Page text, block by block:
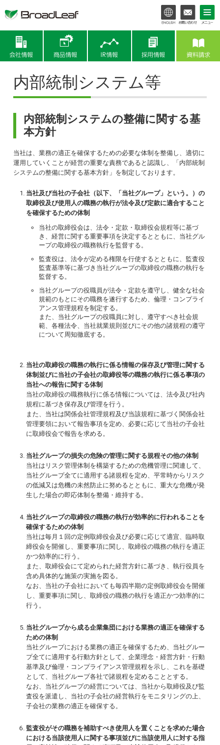
商品情報
内部統制システム等
内部統制システムの整備に関する基
本方針
当社は、業務の適正を確保するための必要な体制を整備し、適切に
運用していくことが経営の重要な責務であると認識し、「内部統制
システムの整備に関する基本方針」を制定しております。
当社及び当社の子会社（以下、「当社グループ」という。）の
取締役及び使用人の職務の執行が法令及び定款に適合すること
を確保するための体制
当社の取締役会は、法令・定款・取締役会規程等に基づ
き、経営に関する重要事項を決定するとともに、当社グル
ープの取締役の職務執行を監督する。
監査役は、法令が定める権限を行使するとともに、監査役
監査基準等に基づき当社グループの取締役の職務の執行を
監督する。
当社グループの役職員が法令・定款を遵守し、健全な社会
規範のもとにその職務を遂行するため、倫理・コンプライ
アンス管理規程を制定する。
また、当社グループの役職員に対し、遵守すべき社会規
範、各種法令、当社就業規則並びにその他の諸規程の遵守
について周知徹底する。
当社の取締役の職務の執行に係る情報の保存及び管理に関する
体制並びに当社の子会社の取締役等の職務の執行に係る事項の
当社への報告に関する体制
当社の取締役の職務執行に係る情報については、法令及び社内
規程に基づき保存及び管理を行う。
また、当社は関係会社管理規程及び当該規程に基づく関係会社
管理要領において報告事項を定め、必要に応じて当社の子会社
に取締役会で報告を求める。
当社グループの損失の危険の管理に関する規程その他の体制
当社はリスク管理体制を構築するための危機管理に関連して、
当社グループ全てに適用する諸規程を定め、平常時からリスク
の低減又は危機の未然防止に努めるとともに、重大な危機が発
生した場合の即応体制を整備・維持する。
当社グループの取締役の職務の執行が効率的に行われることを
確保するための体制
当社は毎月１回の定例取締役会及び必要に応じて適宜、臨時取
締役会を開催し、重要事項に関し、取締役の職務の執行を適正
かつ効率的に行う。
また、取締役会にて定められた経営方針に基づき、執行役員を
含め具体的な施策の実施を図る。
なお、当社の子会社においても毎四半期の定例取締役会を開催
し、重要事項に関し、取締役の職務の執行を適正かつ効率的に
行う。
当社グループから成る企業集団における業務の適正を確保する
ための体制
当社グループにおける業務の適正を確保するため、当社グルー
プ全てに適用する行動方針として、企業理念・経営方針・行動
基準及び倫理・コンプライアンス管理規程を示し、これを基礎
として、当社グループ各社で諸規程を定めることとする。
なお、当社グループの経営については、当社から取締役及び監
査役を派遣し、当社の子会社の経営執行をモニタリングの上、
子会社の業務の適正を確保する。
監査役がその職務を補助すべき使用人を置くことを求めた場合
における当該使用人に関する事項並びに当該使用人に対する指